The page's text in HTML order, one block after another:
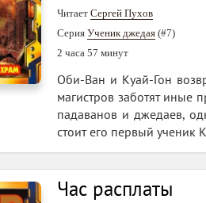
Читает Сергей Пухов
Серия Ученик джедая (#7)
2 часа 57 минут
Оби-Ван и Куай-Гон
магистров заботят иные
падаванов и джедаев,
стоит его первый ученик
Час расплаты